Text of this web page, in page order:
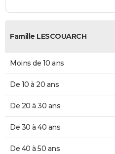
Famille LESCOUARCH
Moins de 10 ans
De 10 à 20 ans
De 20 à 30 ans
De 30 à 40 ans
De 40 à 50 ans